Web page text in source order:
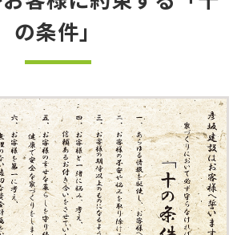
の条件」